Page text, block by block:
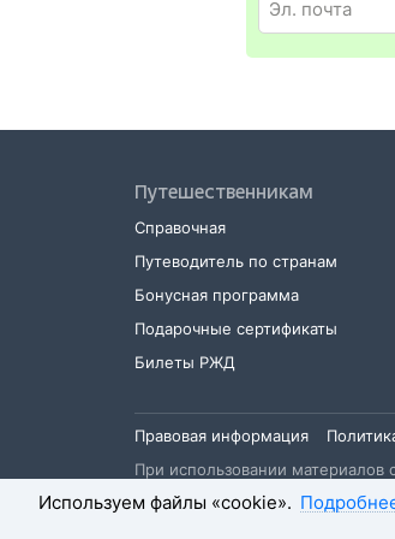
Путешественникам
Справочная
Путеводитель по странам
Бонусная программа
Подарочные сертификаты
Билеты РЖД
Правовая информация
При использовании материалов
Используем файлы «cookie».